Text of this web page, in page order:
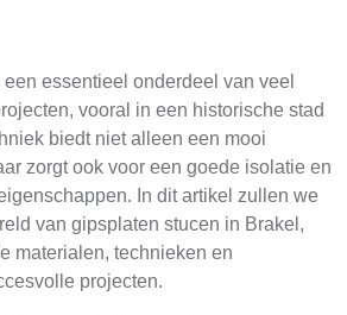
essentieel onderdeel van veel
vooral in een historische stad
biedt niet alleen een mooi
zorgt ook voor een goede isolatie en
In dit artikel zullen we
van gipsplaten stucen in Brakel,
materialen, technieken en
projecten.